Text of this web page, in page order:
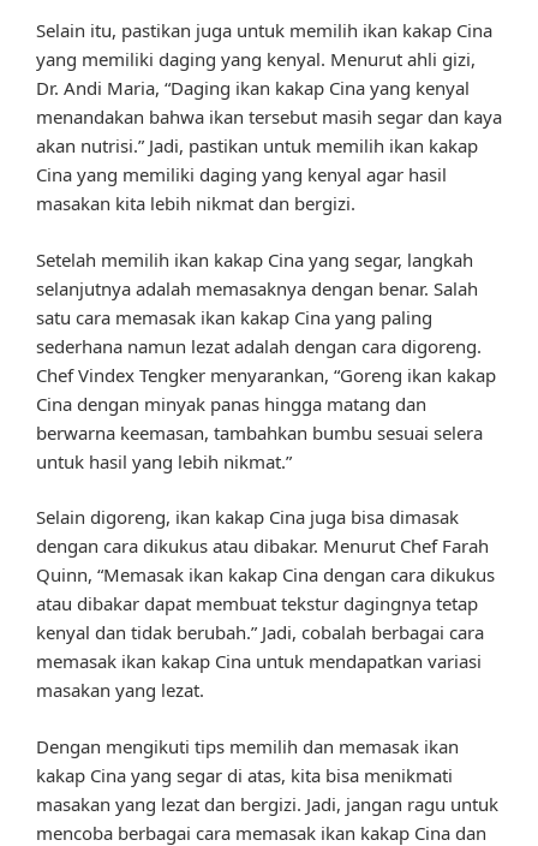
Selain itu, pastikan juga untuk memilih ikan kakap Cina
yang memiliki daging yang kenyal. Menurut ahli gizi,
Dr. Andi Maria, “Daging ikan kakap Cina yang kenyal
menandakan bahwa ikan tersebut masih segar dan kaya
akan nutrisi.” Jadi, pastikan untuk memilih ikan kakap
Cina yang memiliki daging yang kenyal agar hasil
masakan kita lebih nikmat dan bergizi.
Setelah memilih ikan kakap Cina yang segar, langkah
selanjutnya adalah memasaknya dengan benar. Salah
satu cara memasak ikan kakap Cina yang paling
sederhana namun lezat adalah dengan cara digoreng.
Chef Vindex Tengker menyarankan, “Goreng ikan kakap
Cina dengan minyak panas hingga matang dan
berwarna keemasan, tambahkan bumbu sesuai selera
untuk hasil yang lebih nikmat.”
Selain digoreng, ikan kakap Cina juga bisa dimasak
dengan cara dikukus atau dibakar. Menurut Chef Farah
Quinn, “Memasak ikan kakap Cina dengan cara dikukus
atau dibakar dapat membuat tekstur dagingnya tetap
kenyal dan tidak berubah.” Jadi, cobalah berbagai cara
memasak ikan kakap Cina untuk mendapatkan variasi
masakan yang lezat.
Dengan mengikuti tips memilih dan memasak ikan
kakap Cina yang segar di atas, kita bisa menikmati
masakan yang lezat dan bergizi. Jadi, jangan ragu untuk
mencoba berbagai cara memasak ikan kakap Cina dan